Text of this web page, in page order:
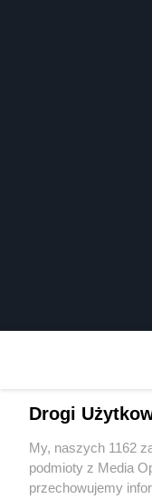
Wydawca mediów
Drogi
My, naszych 1162
podmioty z Media
przechowujemy